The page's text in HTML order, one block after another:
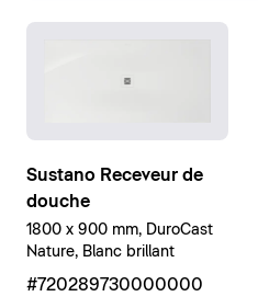
Sustano Receveur de
douche
1800 x 900 mm, DuroCast
Nature, Blanc brillant
#720289730000000